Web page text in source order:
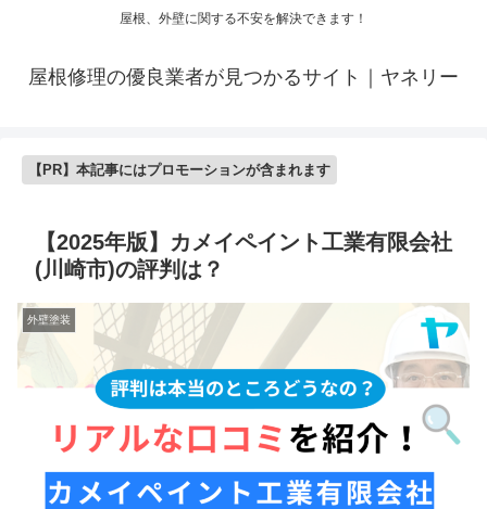
屋根、外壁に関する不安を解決できます！
屋根修理の優良業者が見つかるサイト｜ヤネリー
【PR】本記事にはプロモーションが含まれます
【2025年版】カメイペイント工業有限会社
(川崎市)の評判は？
外壁塗装